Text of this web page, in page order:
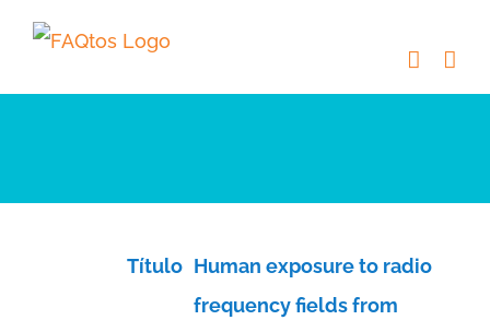
Skip
content
Título Human exposure to radio
frequency fields from